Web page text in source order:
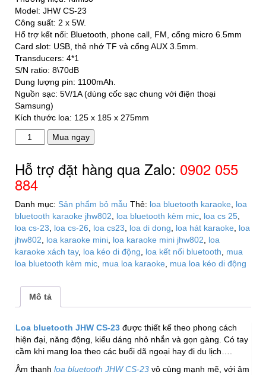
Model: JHW CS-23
Công suất: 2 x 5W.
Hổ trợ kết nối: Bluetooth, phone call, FM, cổng micro 6.5mm
Card slot: USB, thẻ nhớ TF và cổng AUX 3.5mm.
Transducers: 4*1
S/N ratio: 8\70dB
Dung lượng pin: 1100mAh.
Nguồn sạc: 5V/1A (dùng cốc sạc chung với điện thoại
Samsung)
Kích thước loa: 125 x 185 x 275mm
Loa
bluetooth
CS-
23
lượng
Mua ngay
Hỗ trợ đặt hàng qua Zalo: 0902 055
884
Danh mục: Sản phẩm bỏ mẫu Thẻ: loa bluetooth karaoke
loa
bluetooth karaoke jhw802
loa bluetooth kèm mic loa cs 25
loa cs-23
loa cs-26 loa cs23 loa di dong loa hát karaoke
loa
jhw802
loa karaoke mini loa karaoke mini jhw802
loa
karaoke xách tay, loa kéo di động loa kết nối bluetooth
mua
loa bluetooth kèm mic mua loa karaoke mua loa kéo di động
Mô tả
Loa bluetooth JHW CS-23 được thiết kế theo phong cách
hiện đại, năng động, kiểu dáng nhỏ nhắn và gọn gàng. Có tay
cầm khi mang loa theo các buổi dã ngoại hay đi du lịch….
Âm thanh loa bluetooth JHW CS-23 vô cùng mạnh mẽ, với âm